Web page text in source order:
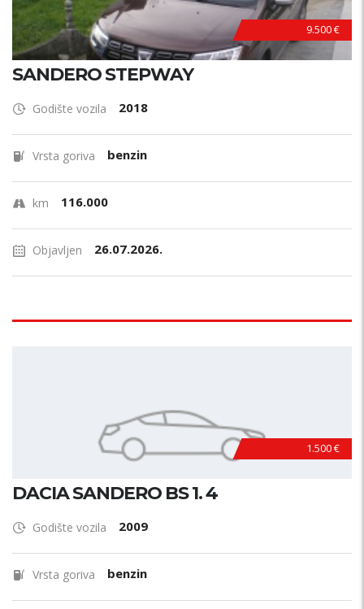
9.500 €
SANDERO STEPWAY
Godište vozila 2018
Vrsta goriva benzin
km 116.000
Objavljen 26.07.2026.
1.500 €
DACIA SANDERO BS 1. 4
Godište vozila 2009
Vrsta goriva benzin